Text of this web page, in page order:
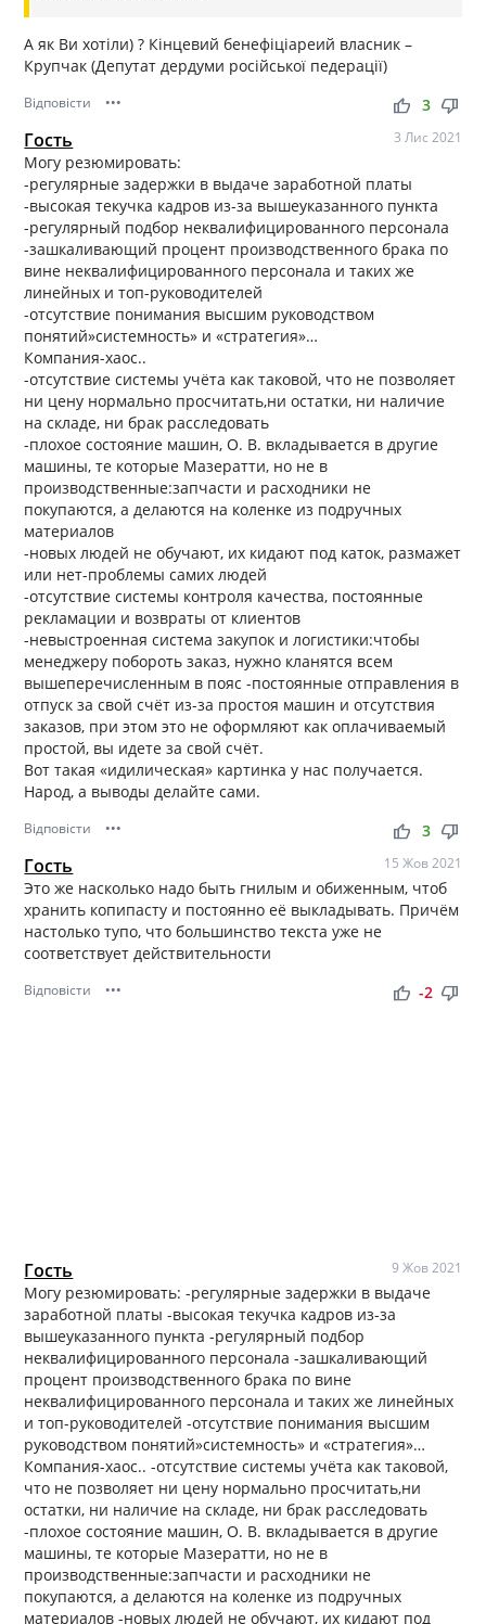
А як Ви хотіли) ? Кінцевий бенефіціареий власник –
Крупчак (Депутат дердуми російської педерації)
Відповісти ••• thumb_up thumb_down
3
Гость 3 Лис 2021
Могу резюмировать:
-регулярные задержки в выдаче заработной платы
-высокая текучка кадров из-за вышеуказанного пункта
-регулярный подбор неквалифицированного персонала
-зашкаливающий процент производственного брака по
вине неквалифицированного персонала и таких же
линейных и топ-руководителей
-отсутствие понимания высшим руководством
понятий»системность» и «стратегия»…
Компания-хаос..
-отсутствие системы учёта как таковой, что не позволяет
ни цену нормально просчитать,ни остатки, ни наличие
на складе, ни брак расследовать
-плохое состояние машин, О. В. вкладывается в другие
машины, те которые Мазератти, но не в
производственные:запчасти и расходники не
покупаются, а делаются на коленке из подручных
материалов
-новых людей не обучают, их кидают под каток, размажет
или нет-проблемы самих людей
-отсутствие системы контроля качества, постоянные
рекламации и возвраты от клиентов
-невыстроенная система закупок и логистики:чтобы
менеджеру побороть заказ, нужно кланятся всем
вышеперечисленным в пояс -постоянные отправления в
отпуск за свой счёт из-за простоя машин и отсутствия
заказов, при этом это не оформляют как оплачиваемый
простой, вы идете за свой счёт.
Вот такая «идилическая» картинка у нас получается.
Народ, а выводы делайте сами.
Відповісти ••• thumb_up thumb_down
3
Гость 15 Жов 2021
Это же насколько надо быть гнилым и обиженным, чтоб
хранить копипасту и постоянно её выкладывать. Причём
настолько тупо, что большинство текста уже не
соответствует действительности
Відповісти ••• thumb_up thumb_down
-2
Гость 9 Жов 2021
Могу резюмировать: -регулярные задержки в выдаче
заработной платы -высокая текучка кадров из-за
вышеуказанного пункта -регулярный подбор
неквалифицированного персонала -зашкаливающий
процент производственного брака по вине
неквалифицированного персонала и таких же линейных
и топ-руководителей -отсутствие понимания высшим
руководством понятий»системность» и «стратегия»…
Компания-хаос.. -отсутствие системы учёта как таковой,
что не позволяет ни цену нормально просчитать,ни
остатки, ни наличие на складе, ни брак расследовать
-плохое состояние машин, О. В. вкладывается в другие
машины, те которые Мазератти, но не в
производственные:запчасти и расходники не
покупаются, а делаются на коленке из подручных
материалов -новых людей не обучают, их кидают под